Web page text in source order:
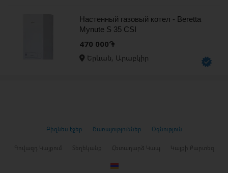
Настенный газовый котел - Beretta
Mynute S 35 CSI
470 000֏
Երևան, Արաբկիր
Բիզնես էջեր Ծառայություններ Օգնություն
Գովազդ Կայքում Տեղեկանք Հետադարձ Կապ Կայքի Քարտեզ